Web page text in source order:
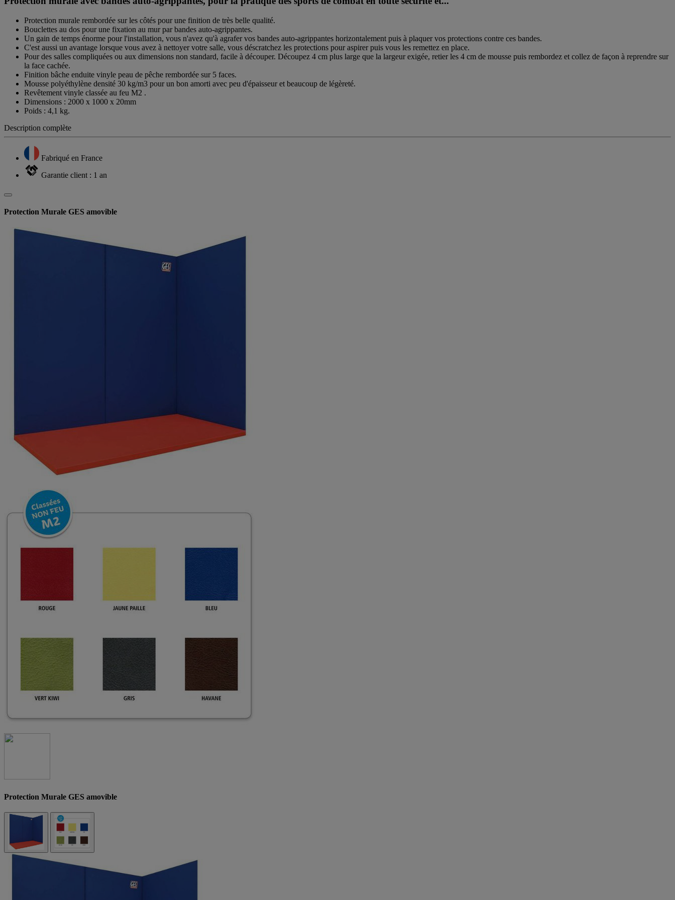
Protection murale rembordée sur les côtés pour une finition de très belle qualité.
Bouclettes au dos pour une fixation au mur par bandes auto-agrippantes.
Un gain de temps énorme pour l'installation, vous n'avez qu'à agrafer vos bandes auto-agrippantes horizontalement puis à plaquer vos protections contre ces bandes.
C'est aussi un avantage lorsque vous avez à nettoyer votre salle, vous déscratchez les protections pour aspirer puis vous les remettez en place.
Pour des salles compliquées ou aux dimensions non standard, facile à découper. Découpez 4 cm plus large que la largeur exigée, retier les 4 cm de mousse puis rembordez et collez de façon à reprendre sur
la face cachée.
Finition bâche enduite vinyle peau de pêche rembordée sur 5 faces.
Mousse polyéthylène densité 30 kg/m3 pour un bon amorti avec peu d'épaisseur et beaucoup de légèreté.
Revêtement vinyle classée au feu M2 .
Dimensions : 2000 x 1000 x 20mm
Poids : 4,1 kg.
Description complète
Fabriqué en France
Garantie client : 1 an
Protection Murale GES amovible
Protection Murale GES amovible